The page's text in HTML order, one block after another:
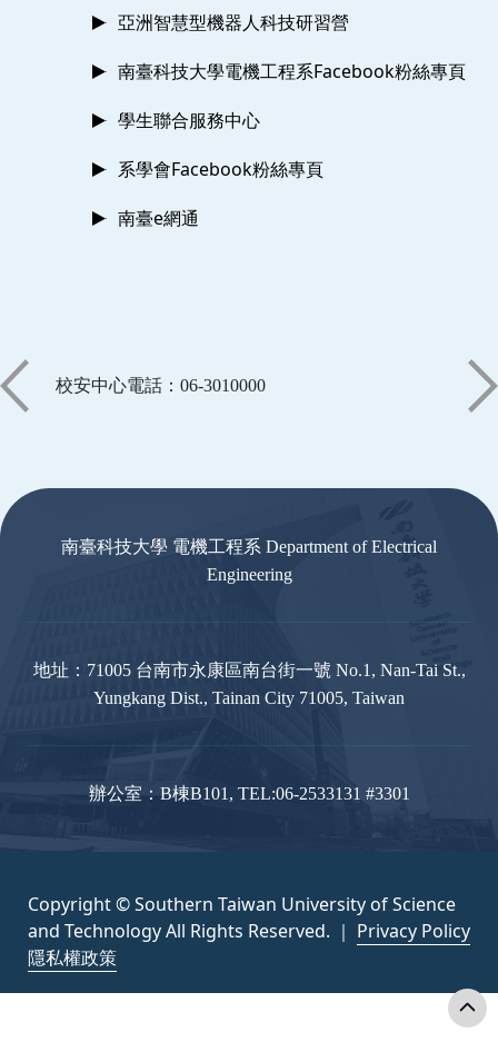
亞洲智慧型機器人科技研習營
南臺科技大學電機工程系Facebook粉絲專頁
學生聯合服務中心
系學會Facebook粉絲專頁
南臺e網通
校安中心電話：06-3010000
南臺科技大學 電機工程系 Department of Electrical
Engineering
地址：71005 台南市永康區南台街一號 No.1, Nan-Tai St.,
Yungkang Dist., Tainan City 71005, Taiwan
辦公室：B棟B101, TEL:06-2533131 #3301
Copyright © Southern Taiwan University of Science
and Technology All Rights Reserved. ｜ Privacy Policy
隱私權政策